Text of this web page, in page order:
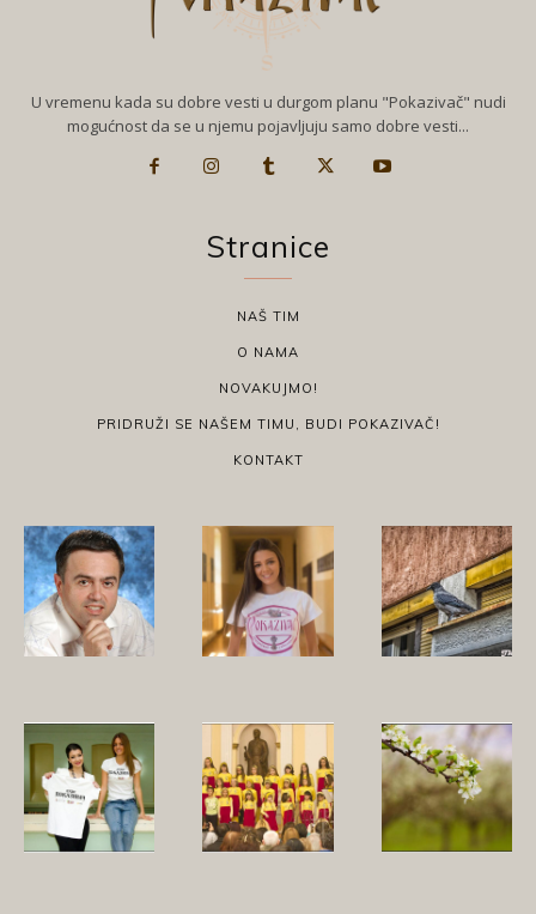
U vremenu kada su dobre vesti u durgom planu "Pokazivač" nudi
mogućnost da se u njemu pojavljuju samo dobre vesti...
Stranice
NAŠ TIM
O NAMA
NOVAKUJMO!
PRIDRUŽI SE NAŠEM TIMU, BUDI POKAZIVAČ!
KONTAKT